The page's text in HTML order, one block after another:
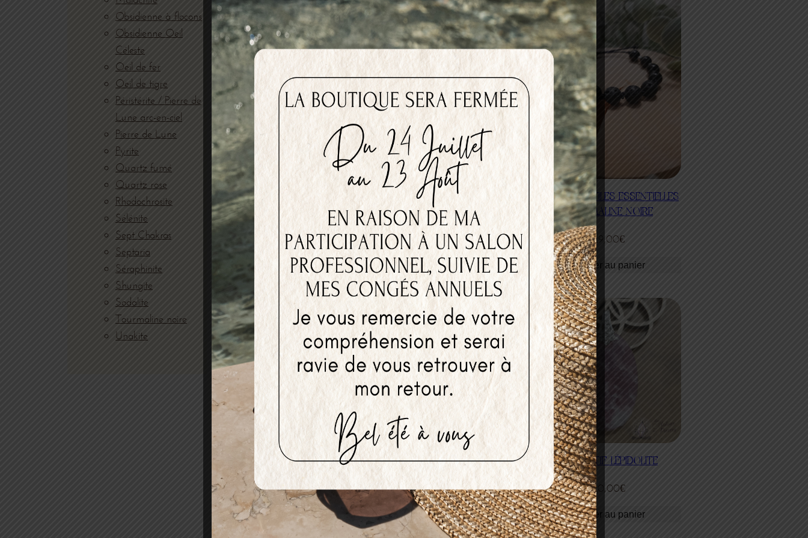
Obsidienne à flocons
Obsidienne Oeil
Céleste
Oeil de fer
Oeil de tigre
Péristérite / Pierre de
Lune arc-en-ciel
Pierre de Lune
Pyrite
Quartz fumé
Quartz rose
Rhodochrosite
Sélénite
Sept Chakras
Septaria
Séraphinite
Shungite
Sodalite
Tourmaline noire
Unakite
BOLA DE GROSSESSE CÔNE
DORÉ ET AMÉTHYSTE
37,00€
Ajouter au panier
BOLA DE GROSSESSE AILES
D’ANGES DORÉ QUARTZ ROSE
ET PÉRISTÉRITE
37,00
Ajouter au panier
BRACELET HUILES ESSENTIELLES
TOURMALINE NOIRE
29,00€
Ajouter au panier
BRACELET HUILES ESSENTIELLES
QUARTZ ROSE
PENDENTIF PYRITE
35,00€
Lire la suite
PENDENTIF LÉPIDOLITE
20,00€
Ajouter au panier